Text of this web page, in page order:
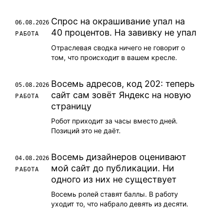
06.08.2026
РАБОТА
Спрос на окрашивание упал на
40 процентов. На завивку не упал
Отраслевая сводка ничего не говорит о
том, что происходит в вашем кресле.
05.08.2026
РАБОТА
Восемь адресов, код 202: теперь
сайт сам зовёт Яндекс на новую
страницу
Робот приходит за часы вместо дней.
Позиций это не даёт.
04.08.2026
РАБОТА
Восемь дизайнеров оценивают
мой сайт до публикации. Ни
одного из них не существует
Восемь ролей ставят баллы. В работу
уходит то, что набрало девять из десяти.